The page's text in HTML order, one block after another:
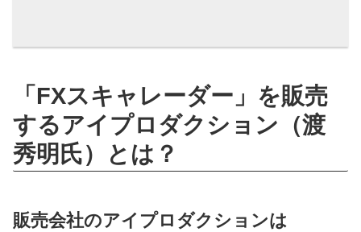
「FXスキャレーダー」を販売
するアイプロダクション（渡
秀明氏）とは？
販売会社のアイプロダクションは